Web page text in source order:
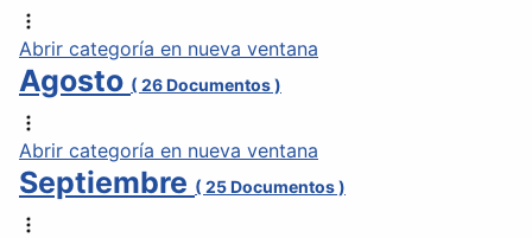
Abrir categoría en nueva ventana
Agosto ( 26 Documentos )
Abrir categoría en nueva ventana
Septiembre ( 25 Documentos )